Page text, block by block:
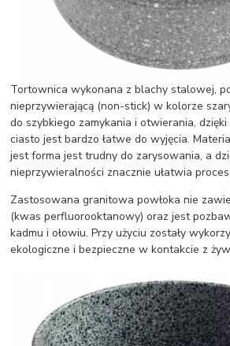
Tortownica wykonana z blachy stalowej,
nieprzywierającą (non-stick) w kolorze
do szybkiego zamykania i otwierania,
ciasto jest bardzo łatwe do wyjęcia.
jest forma jest trudny do zarysowania, a
nieprzywieralności znacznie ułatwia
Zastosowana granitowa powłoka nie
(kwas perfluorooktanowy) oraz jest
kadmu i ołowiu. Przy użyciu zostały
ekologiczne i bezpieczne w kontakcie z